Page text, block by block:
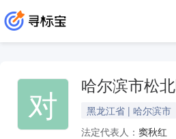
对 哈尔滨市松
黑龙江省 | 哈尔滨市
法定代表人： 窦秋红